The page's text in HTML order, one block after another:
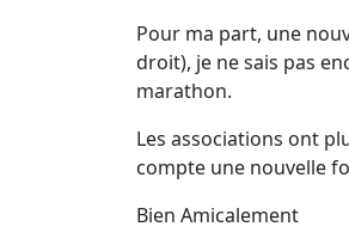
Pour ma part, une
droit), je ne sais pas
marathon.
Les associations ont
compte une nouvelle
Bien Amicalement